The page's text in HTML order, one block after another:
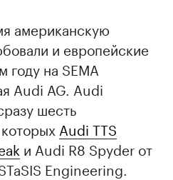
американскую
и европейские
году на SEMA
Audi AG. Audi
шесть
Audi TTS
и Audi R8 Spyder от
Engineering.